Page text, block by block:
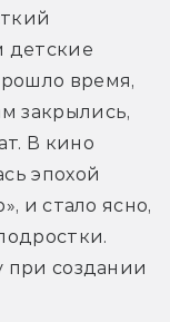
детские
время,
закрылись,
В кино
эпохой
и стало ясно,
при создании